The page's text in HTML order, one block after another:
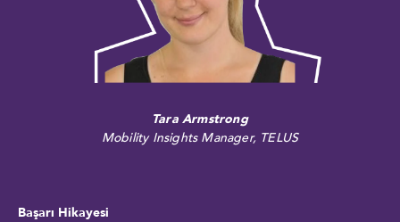
Başarı Hikayesi
Tara Armstrong
Mobility Insights Manager, TELUS